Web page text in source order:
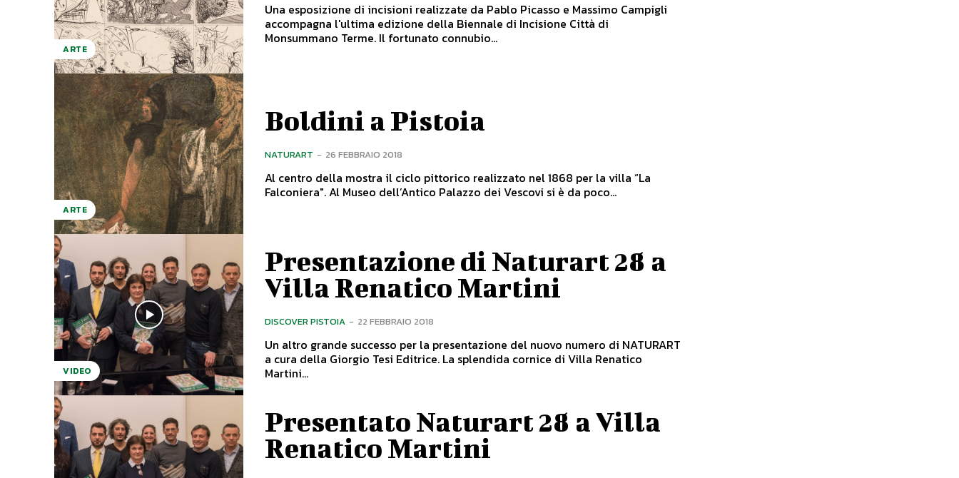
ARTE
Una esposizione di incisioni realizzate da Pablo Picasso e Massimo Campigli
accompagna l'ultima edizione della Biennale di Incisione Città di
Monsummano Terme. Il fortunato connubio...
ARTE
Boldini a Pistoia
NATURART - 26 FEBBRAIO 2018
Al centro della mostra il ciclo pittorico realizzato nel 1868 per la villa “La
Falconiera". Al Museo dell’Antico Palazzo dei Vescovi si è da poco...
VIDEO
Presentazione di Naturart 28 a
Villa Renatico Martini
DISCOVER PISTOIA - 22 FEBBRAIO 2018
Un altro grande successo per la presentazione del nuovo numero di NATURART
a cura della Giorgio Tesi Editrice. La splendida cornice di Villa Renatico
Martini...
Presentato Naturart 28 a Villa
Renatico Martini